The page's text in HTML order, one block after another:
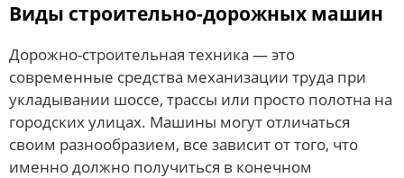
Виды строительно-дорожных машин
Дорожно-строительная техника — это
современные средства механизации труда при
укладывании шоссе, трассы или просто полотна на
городских улицах. Машины могут отличаться
своим разнообразием, все зависит от того, что
именно должно получиться в конечном